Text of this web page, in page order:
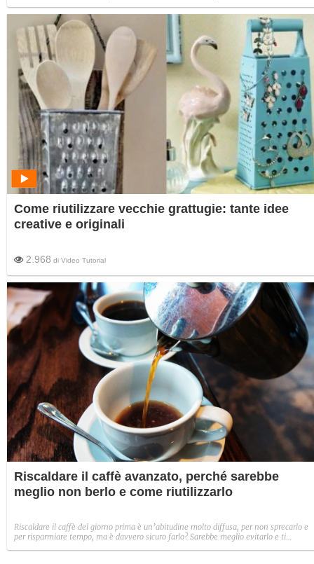
sprecarlo? Ecco 10 idee per riutilizzare in modo creativo le barbe delle carote.
Come riutilizzare vecchie grattugie: tante idee
creative e originali
2.968 di Video Tutorial
Riscaldare il caffè avanzato, perché sarebbe
meglio non berlo e come riutilizzarlo
Riscaldare il caffè del giorno prima è un’abitudine molto diffusa, per non sprecarlo e
per risparmiare tempo, ma è davvero sicuro farlo? Sarebbe meglio evitarlo e ti